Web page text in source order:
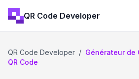
QR Code Developer
QR Code Developer / Générateur de
QR Code